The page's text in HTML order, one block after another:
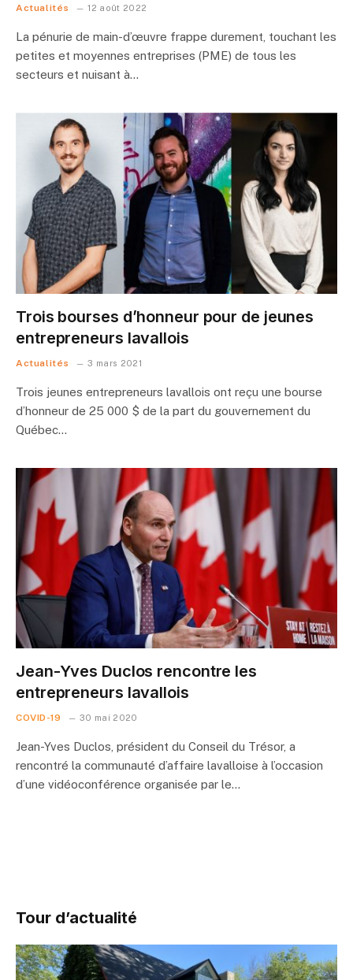
Actualités 12 août 2022
La pénurie de main-d’œuvre frappe durement, touchant les
petites et moyennes entreprises (PME) de tous les
secteurs et nuisant à…
Trois bourses d’honneur pour de jeunes
entrepreneurs lavallois
Actualités 3 mars 2021
Trois jeunes entrepreneurs lavallois ont reçu une bourse
d’honneur de 25 000 $ de la part du gouvernement du
Québec…
Jean-Yves Duclos rencontre les
entrepreneurs lavallois
COVID-19 30 mai 2020
Jean-Yves Duclos, président du Conseil du Trésor, a
rencontré la communauté d’affaire lavalloise à l’occasion
d’une vidéoconférence organisée par le…
Tour d’actualité